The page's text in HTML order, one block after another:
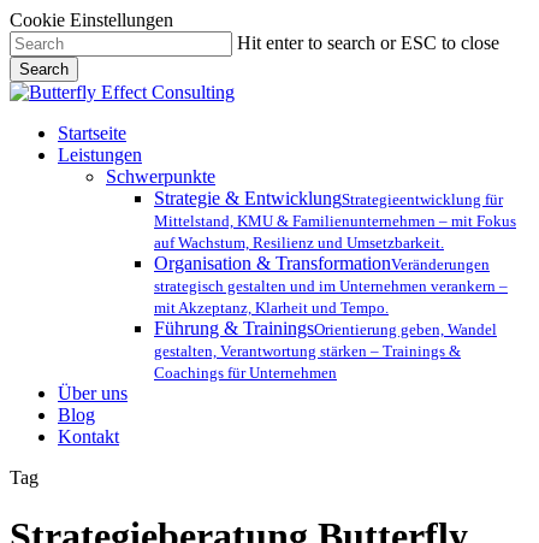
Cookie Einstellungen
Skip
to
main
content
Hit enter to search or ESC to close
Search
Close
Menu
Startseite
Leistungen
Schwerpunkte
Strategie & EntwicklungStrategieentwicklung für
Mittelstand, KMU & Familienunternehmen – mit Fokus
auf Wachstum, Resilienz und Umsetzbarkeit.
Organisation & TransformationVeränderungen
strategisch gestalten und im Unternehmen verankern –
mit Akzeptanz, Klarheit und Tempo.
Führung & TrainingsOrientierung geben, Wandel
gestalten, Verantwortung stärken – Trainings &
Coachings für Unternehmen
Über uns
Blog
Kontakt
Tag